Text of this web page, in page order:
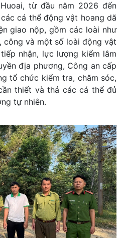
từ đầu năm 2026 đến
cá thể động vật hoang dã
giao nộp, gồm các loài như
công và một số loài động vật
nhận, lực lượng kiểm lâm
địa phương, Công an cấp
tổ chức kiểm tra, chăm sóc,
thiết và thả các cá thể đủ
tự nhiên.